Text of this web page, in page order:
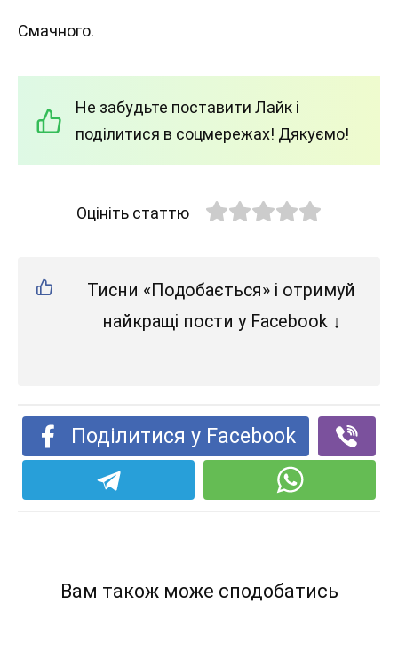
Смачного.
Не забудьте поставити Лайк і
поділитися в соцмережах! Дякуємо!
Оцініть статтю
Тисни «Подобається» і отримуй
найкращі пости у Facebook ↓
Поділитися у Facebook
Вам також може сподобатись